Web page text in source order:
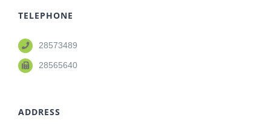
TELEPHONE
28573489
28565640
ADDRESS